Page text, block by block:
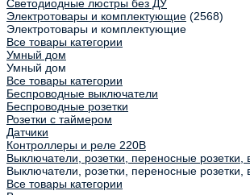
Светодиодные люстры без ДУ
Электротовары и комплектующие (2568)
Электротовары и комплектующие
Все товары категории
Умный дом
Умный дом
Все товары категории
Беспроводные выключатели
Беспроводные розетки
Розетки с таймером
Датчики
Контроллеры и реле 220В
Выключатели, розетки, переносные розетки,
Выключатели, розетки, переносные розетки,
Все товары категории